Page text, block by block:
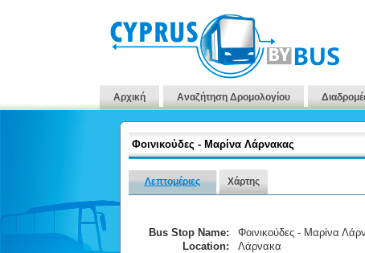
Αρχική Αναζήτηση Δρομολογίου
Φοινικούδες - Μαρίνα Λάρνακας
Λεπτομέριες Χάρτης
Bus Stop Name:
Φοινικούδες - Μαρίνα
Location:
Λάρνακα